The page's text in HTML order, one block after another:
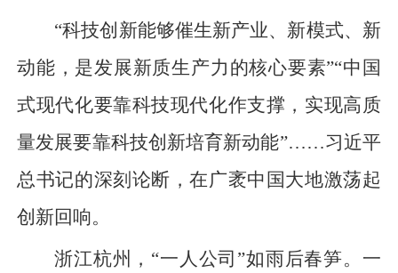
“科技创新能够催生新产业、新模式、新
动能，是发展新质生产力的核心要素”“中国
式现代化要靠科技现代化作支撑，实现高质
量发展要靠科技创新培育新动能”……习近平
总书记的深刻论断，在广袤中国大地激荡起
创新回响。
浙江杭州，“一人公司”如雨后春笋。一